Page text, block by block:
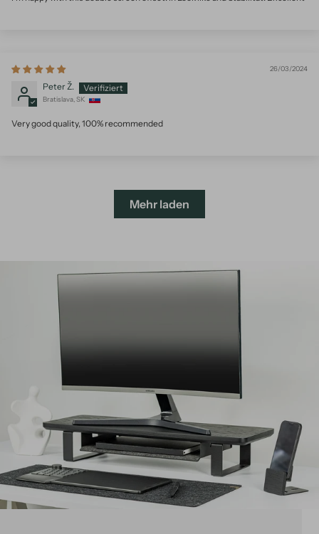
26/03/2024
Peter Ž.
Bratislava, SK
Very good quality, 100% recommended
Mehr laden